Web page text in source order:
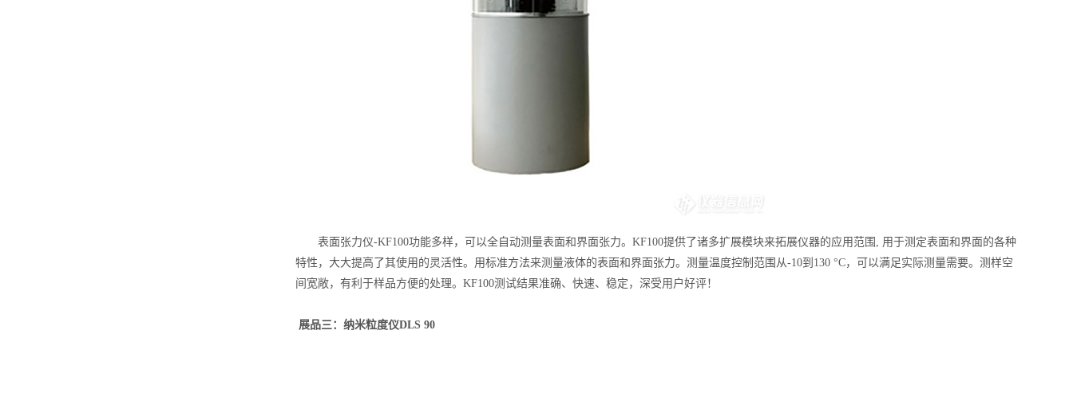
表面张力仪-KF100功能多样，可以全自动测量表面和界面张力。KF100提供了诸多扩展模块来拓展仪器的应用范围, 用于测定表面和界面的各种
特性，大大提高了其使用的灵活性。用标准方法来测量液体的表面和界面张力。测量温度控制范围从-10到130 °C，可以满足实际测量需要。测样空
间宽敞，有利于样品方便的处理。KF100测试结果准确、快速、稳定，深受用户好评！
展品三：纳米粒度仪DLS 90